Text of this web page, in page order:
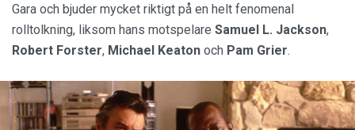
Gara och bjuder mycket riktigt på en helt fenomenal
rolltolkning, liksom hans motspelare Samuel L. Jackson,
Robert Forster, Michael Keaton och Pam Grier.